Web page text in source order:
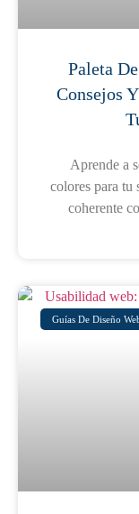
Paleta
Consejos
Aprende a
colores para
coherente
Guías De Diseño